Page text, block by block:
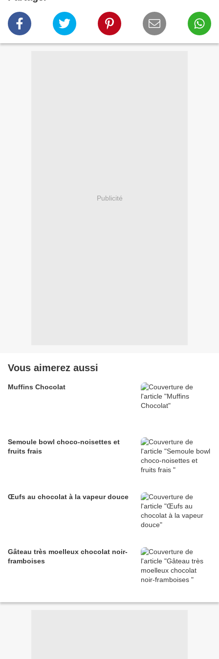
Publicité
Vous aimerez aussi
Muffins Chocolat
Semoule bowl choco-noisettes et
fruits frais
Œufs au chocolat à la vapeur douce
Gâteau très moelleux chocolat noir-
framboises